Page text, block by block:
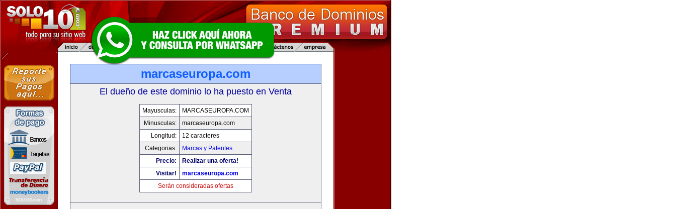
marcaseuropa.com
El dueño de este dominio lo ha puesto en Venta
Mayusculas:
MARCASEUROPA.COM
Minusculas:
marcaseuropa.com
Longitud:
12 caracteres
Categorias:
Marcas y Patentes
Precio:
Realizar una oferta!
Visitar!
marcaseuropa.com
Serán consideradas ofertas